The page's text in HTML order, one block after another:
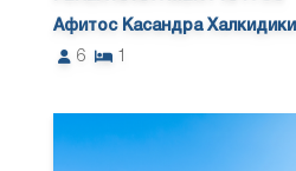
Афитос Касандра Халкидики
6